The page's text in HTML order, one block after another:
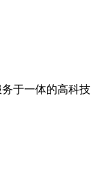
于一体的高科技